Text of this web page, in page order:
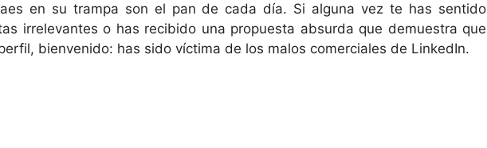
en su trampa son el pan de cada día. Si alguna vez te has sentido
irrelevantes o has recibido una propuesta absurda que demuestra que
bienvenido: has sido víctima de los malos comerciales de LinkedIn.